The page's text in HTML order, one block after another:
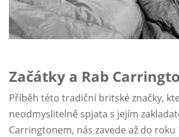
Začátky a Rab
Příběh této tradiční britské značky,
neodmyslitelně spjata s jejím
Carringtonem, nás zavede až do roku